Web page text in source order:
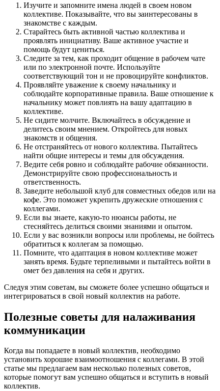
Изучите и запомните имена людей в своем новом
коллективе. Показывайте, что вы заинтересованы в
знакомстве с каждым.
Старайтесь быть активной частью коллектива и
проявлять инициативу. Ваше активное участие и
помощь будут цениться.
Следите за тем, как проходит общение в рабочем чате
или по электронной почте. Используйте
соответствующий тон и не провоцируйте конфликтов.
Проявляйте уважение к своему начальнику и
соблюдайте корпоративные правила. Ваше отношение к
начальнику может повлиять на вашу адаптацию в
коллективе.
Не сидите молчите. Включайтесь в обсуждение и
делитесь своим мнением. Откройтесь для новых
знакомств и общения.
Не отстраняйтесь от нового коллектива. Пытайтесь
найти общие интересы и темы для обсуждения.
Ведите себя ровно и соблюдайте рабочие обязанности.
Демонстрируйте свою профессиональность и
ответственность.
Заведите небольшой клуб для совместных обедов или на
кофе. Это поможет укрепить дружеские отношения с
коллегами.
Если вы знаете, какую-то нюансы работы, не
стесняйтесь делиться своими знаниями и опытом.
Если у вас возникли вопросы или проблемы, не бойтесь
обратиться к коллегам за помощью.
Помните, что адаптация в новом коллективе может
занять время. Будьте терпеливыми и пытайтесь войти в
омет без давления на себя и других.
Следуя этим советам, вы сможете более успешно общаться и
интегрироваться в свой новый коллектив на работе.
Полезные советы для налаживания
коммуникации
Когда вы попадаете в новый коллектив, необходимо
установить хорошие взаимоотношения с коллегами. В этой
статье мы предлагаем вам несколько полезных советов,
которые помогут вам успешно общаться и вступить в новый
коллектив.